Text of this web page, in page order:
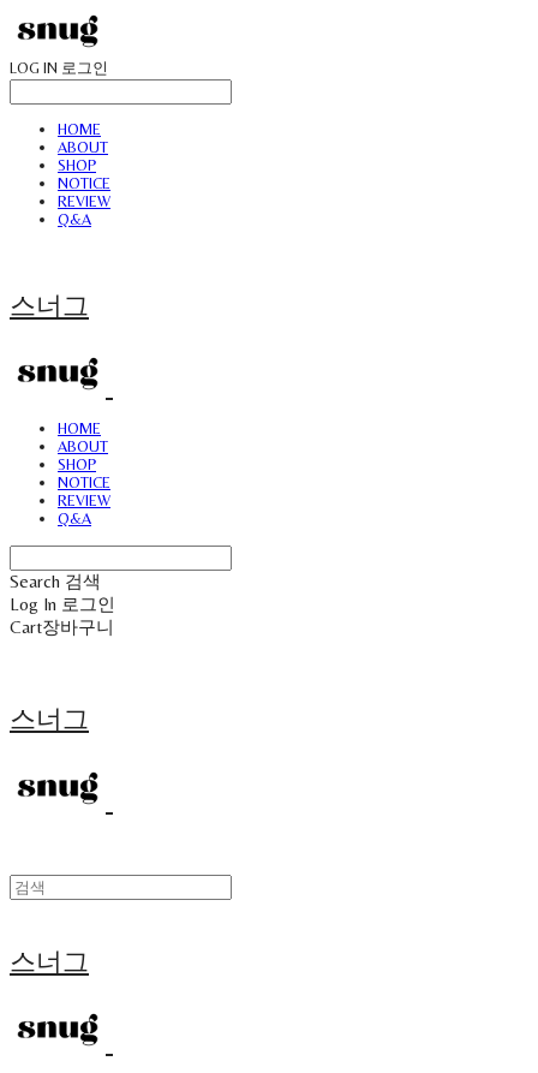
LOG IN 로그인
HOME
ABOUT
SHOP
NOTICE
REVIEW
Q&A
스너그
HOME
ABOUT
SHOP
NOTICE
REVIEW
Q&A
Search 검색
Log In 로그인
Cart장바구니
스너그
스너그